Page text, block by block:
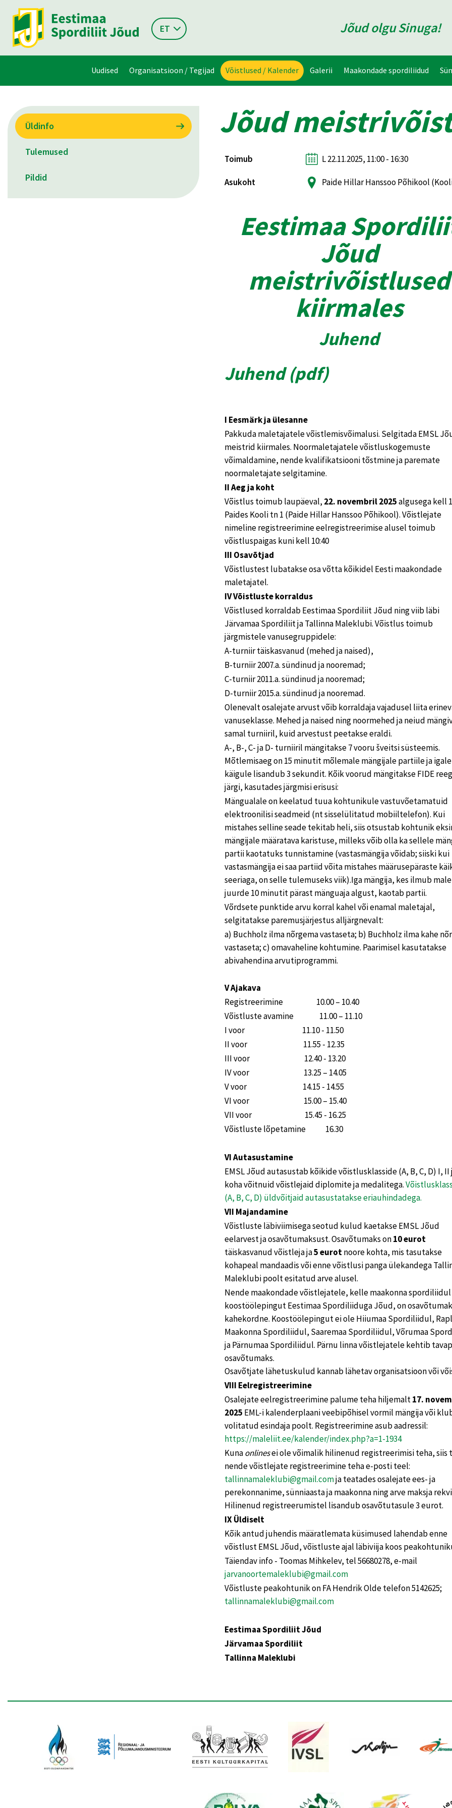
ET Jõud olgu Sinuga!
Uudised Organisatsioon / Tegijad Võistlused / Kalender Galerii Maakondade spordiliidud
Üldinfo
Tulemused
Pildid
Jõud
Toimub L 22.11.2025, 11:00 - 16:30
Asukoht Paide Hillar Hanssoo Põhikool
Eestimaa
Jõud
meistrivõistlused
kiirmales
Juhend
Juhend (pdf)
I Eesmärk ja ülesanne
Pakkuda maletajatele võistlemisvõimalusi. Selgitada EMSL
meistrid kiirmales. Noormaletajatele võistluskogemuste
võimaldamine, nende kvalifikatsiooni tõstmine ja paremate
noormaletajate selgitamine.
II Aeg ja koht
Võistlus toimub laupäeval, 22. novembril 2025algusega kell
Paides Kooli tn 1 (Paide Hillar Hanssoo Põhikool). Võistlejate
nimeline registreerimine eelregistreerimise alusel toimub
võistluspaigas kuni kell 10:40
III Osavõtjad
Võistlustest lubatakse osa võtta kõikidel Eesti maakondade
maletajatel.
IV Võistluste korraldus
Võistlused korraldab Eestimaa Spordiliit Jõud ning viib läbi
Järvamaa Spordiliit ja Tallinna Maleklubi. Võistlus toimub
järgmistele vanusegruppidele:
A-turniir täiskasvanud (mehed ja naised),
B-turniir 2007.a. sündinud ja nooremad;
C-turniir 2011.a. sündinud ja nooremad;
D-turniir 2015.a. sündinud ja nooremad.
Olenevalt osalejate arvust võib korraldaja vajadusel liita
vanuseklasse. Mehed ja naised ning noormehed ja neiud
samal turniiril, kuid arvestust peetakse eraldi.
A-, B-, C- ja D- turniiril mängitakse 7 vooru šveitsi süsteemis.
Mõtlemisaeg on 15 minutit mõlemale mängijale partiile ja igale
käigule lisandub 3 sekundit. Kõik voorud mängitakse FIDE
järgi, kasutades järgmisi erisusi:
Mängualale on keelatud tuua kohtunikule vastuvõetamatuid
elektroonilisi seadmeid (nt sisselülitatud mobiiltelefon). Kui
mistahes selline seade tekitab heli, siis otsustab kohtunik
mängijale määratava karistuse, milleks võib olla ka sellele
partii kaotatuks tunnistamine (vastasmängija võidab; siiski kui
vastasmängija ei saa partiid võita mistahes määrusepäraste
seeriaga, on selle tulemuseks viik).Iga mängija, kes ilmub
juurde 10 minutit pärast mänguaja algust, kaotab partii.
Võrdsete punktide arvu korral kahel või enamal maletajal,
selgitatakse paremusjärjestus alljärgnevalt:
a) Buchholz ilma nõrgema vastaseta; b) Buchholz ilma kahe
vastaseta; c) omavaheline kohtumine. Paarimisel kasutatakse
abivahendina arvutiprogrammi.
V Ajakava
Registreerimine 10.00 – 10.40
Võistluste avamine 11.00 – 11.10
I voor 11.10 - 11.50
II voor 11.55 - 12.35
III voor 12.40 - 13.20
IV voor 13.25 – 14.05
V voor 14.15 - 14.55
VI voor 15.00 – 15.40
VII voor 15.45 - 16.25
Võistluste lõpetamine 16.30
VI Autasustamine
EMSL Jõud autasustab kõikide võistlusklasside (A, B, C, D) I, II
koha võitnuid võistlejaid diplomite ja medalitega.
(A, B, C, D) üldvõitjaid autasustatakse eriauhindadega.
VII Majandamine
Võistluste läbiviimisega seotud kulud kaetakse EMSL Jõud
eelarvest ja osavõtumaksust. Osavõtumaks on10 eurot
täiskasvanud võistleja ja5 eurotnoore kohta, mis tasutakse
kohapeal mandaadis või enne võistlusi panga ülekandega
Maleklubi poolt esitatud arve alusel.
Nende maakondade võistlejatele, kelle maakonna
koostöölepingut Eestimaa Spordiliiduga Jõud, on
kahekordne. Koostöölepingut ei ole Hiiumaa Spordiliidul,
Maakonna Spordiliidul, Saaremaa Spordiliidul, Võrumaa
ja Pärnumaa Spordiliidul. Pärnu linna võistlejatele kehtib
osavõtumaks.
Osavõtjate lähetuskulud kannab lähetav organisatsioon või
VIII Eelregistreerimine
Osalejate eelregistreerimine palume teha hiljemalt17.
2025 EML-i kalenderplaani veebipõhisel vormil mängija või
volitatud esindaja poolt. Registreerimine asub aadressil:
https://maleliit.ee/kalender/index.php?a=1-1934
Kunaonlinesei ole võimalik hilinenud registreerimisi teha, siis
nende võistlejate registreerimine teha e-posti teel:
tallinnamaleklubi@gmail.comja teatades osalejate ees- ja
perekonnanime, sünniaasta ja maakonna ning arve maksja
Hilinenud registreerumistel lisandub osavõtutasule 3 eurot.
IX Üldiselt
Kõik antud juhendis määratlemata küsimused lahendab enne
võistlust EMSL Jõud, võistluste ajal läbiviija koos
Täiendav info - Toomas Mihkelev, tel 56680278, e-mail
jarvanoortemaleklubi@gmail.com
Võistluste peakohtunik on FA Hendrik Olde telefon 5142625;
tallinnamaleklubi@gmail.com
Eestimaa Spordiliit Jõud
Järvamaa Spordiliit
Tallinna Maleklubi